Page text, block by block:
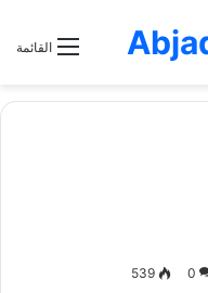
القائمة
0
539